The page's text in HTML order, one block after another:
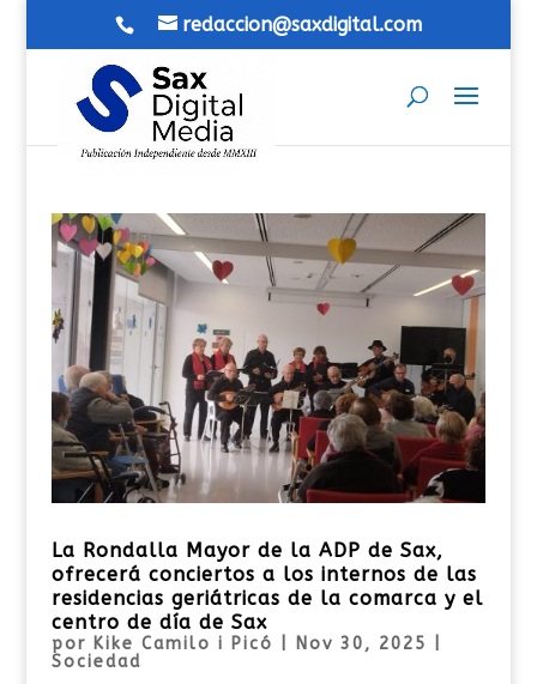
redaccion@saxdigital.com
La Rondalla Mayor de la ADP de Sax,
ofrecerá conciertos a los internos de las
residencias geriátricas de la comarca y el
centro de día de Sax
por Kike Camilo i Picó Nov 30, 2025
Sociedad